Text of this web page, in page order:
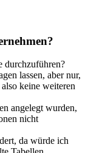
durchzuführen?
lassen, aber nur,
keine weiteren
angelegt wurden,
nicht
da würde ich